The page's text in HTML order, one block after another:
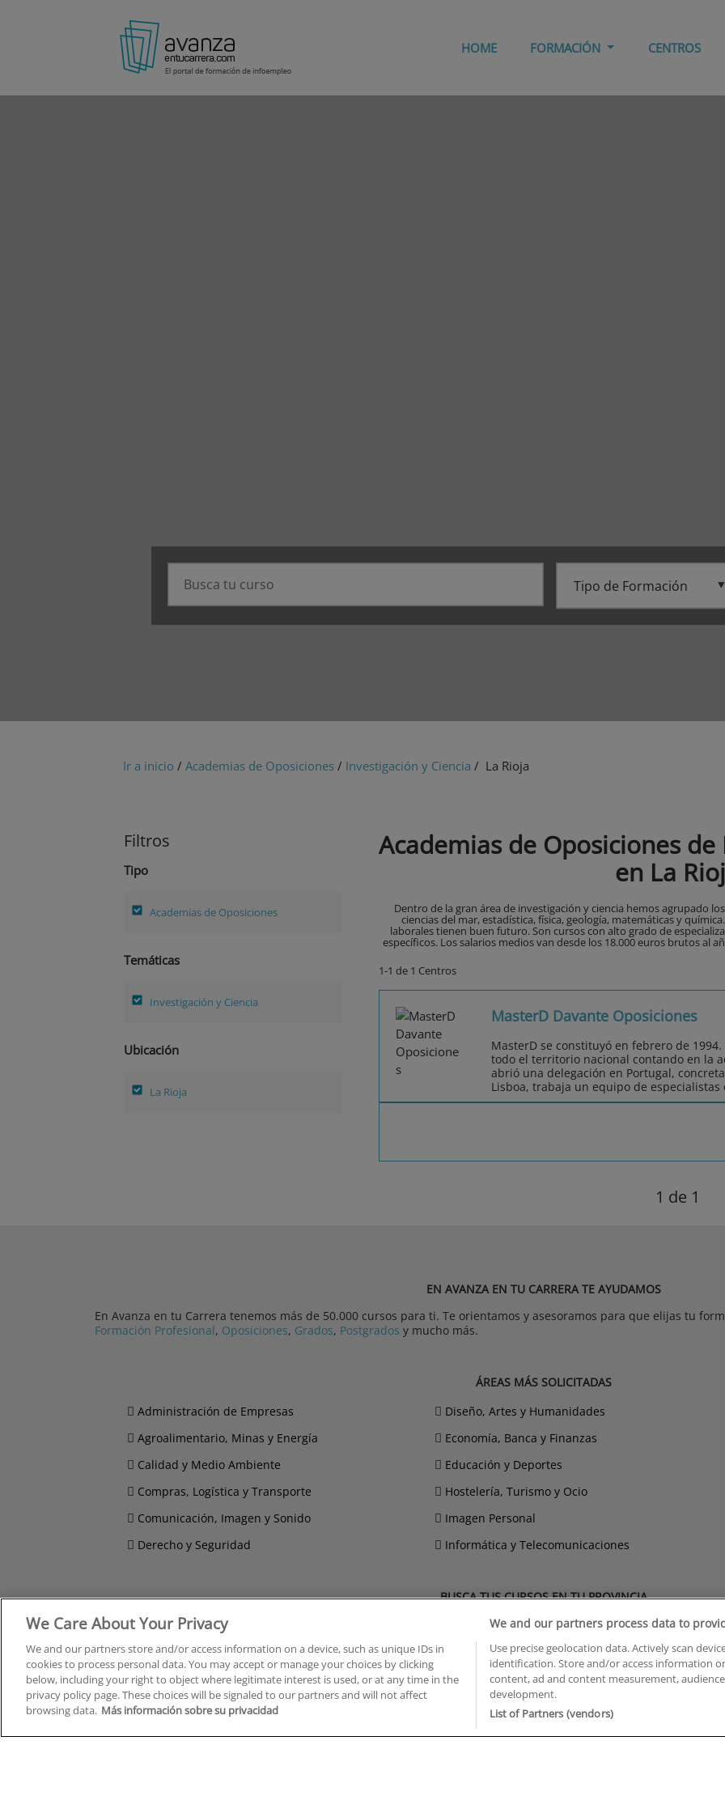
HOME FORMACIÓN CENTROS
Ir a inicio / Academias de Oposiciones / Investigación y Ciencia / La Rioja
Filtros
Tipo
Academias de Oposiciones
Temáticas
Investigación y Ciencia
Ubicación
La Rioja
Academias de Oposiciones
en La
Dentro de la gran área de investigación y ciencia hemos agrupado
ciencias del mar, estadística, física, geología, matemáticas y
laborales tienen buen futuro. Son cursos con alto grado de
específicos. Los salarios medios van desde los 18.000 euros brutos al
1-1 de 1 Centros
MasterD Davante Oposiciones
MasterD se constituyó en febrero de
todo el territorio nacional contando en la
abrió una delegación en Portugal,
Lisboa, trabaja un equipo de
1 de 1
EN AVANZA EN TU CARRERA TE AYUDAMOS
En Avanza en tu Carrera tenemos más de 50.000 cursos para ti. Te orientamos y asesoramos para que elijas tu
Formación Profesional, Oposiciones, Grados, Postgrados y mucho más.
ÁREAS MÁS SOLICITADAS
Administración de Empresas
Agroalimentario, Minas y Energía
Calidad y Medio Ambiente
Compras, Logística y Transporte
Comunicación, Imagen y Sonido
Derecho y Seguridad
Diseño, Artes y Humanidades
Economía, Banca y Finanzas
Educación y Deportes
Hostelería, Turismo y Ocio
Imagen Personal
Informática y Telecomunicaciones
BUSCA TUS CURSOS EN TU PROVINCIA
Cursos en A Coruña
Cursos en Albacete
Cursos en Alicante
Cursos en Almería
Cursos en Araba/Álava
Cursos en Asturias
Cursos en Badajoz
Cursos en Ciudad Real
Cursos en Cáceres
Cursos en Cádiz
Cursos en Córdoba
Cursos en Girona
Cursos en La Rioja
Cursos en Las Palmas
Cursos en León
Cursos en Lleida
Cursos en Madrid
Cursos en Murcia
Cursos en Málaga
We Care About Your Privacy
We and our partners store and/or access information on a device, such as unique IDs in
cookies to process personal data. You may accept or manage your choices by clicking
below, including your right to object where legitimate interest is used, or at any time in the
privacy policy page. These choices will be signaled to our partners and will not affect
browsing data. Más información sobre su privacidad
We and our partners process data to
Use precise geolocation data. Actively scan
identification. Store and/or access information
content, ad and content measurement,
development.
List of Partners (vendors)